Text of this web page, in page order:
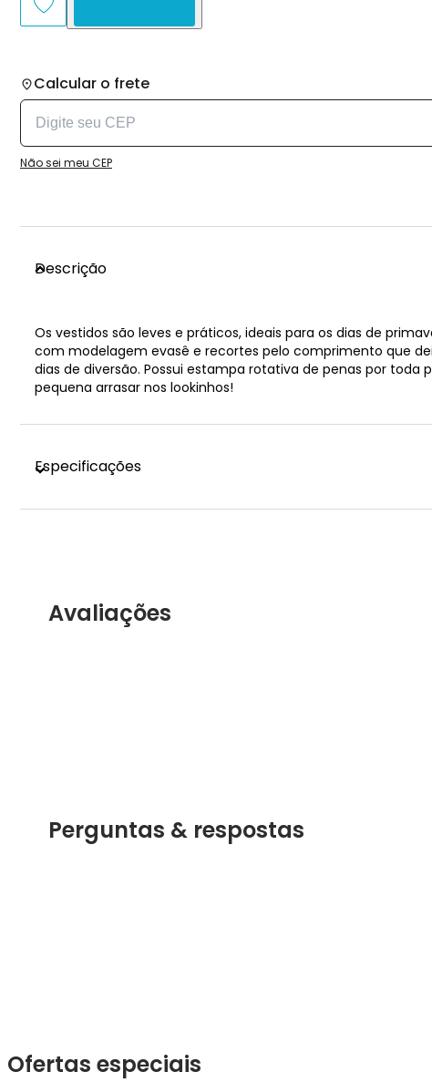
Calcular o frete
Não sei meu CEP
Descrição
Os vestidos são leves e práticos, ideais para os dias de
com modelagem evasê e recortes pelo comprimento que
dias de diversão. Possui estampa rotativa de penas por
pequena arrasar nos lookinhos!
Especificações
Avaliações
Perguntas & respostas
Ofertas especiais